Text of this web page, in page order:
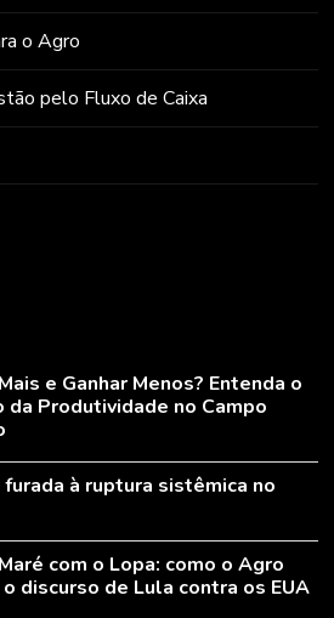
o Agro
pelo Fluxo de Caixa
e Ganhar Menos? Entenda o
da Produtividade no Campo
furada à ruptura sistêmica no
com o Lopa: como o Agro
discurso de Lula contra os EUA